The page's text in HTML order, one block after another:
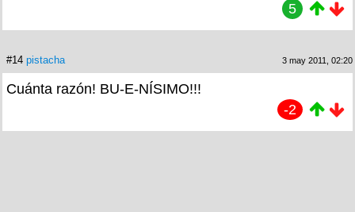
5
#14 pistacha 3 may 2011, 02:20
Cuánta razón! BU-E-NÍSIMO!!!
-2